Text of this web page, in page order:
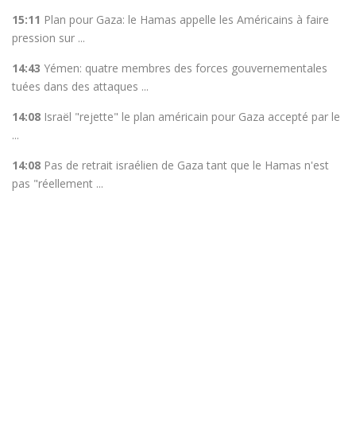
15:11 Plan pour Gaza: le Hamas appelle les Américains à faire
pression sur ...
14:43 Yémen: quatre membres des forces gouvernementales
tuées dans des attaques ...
14:08 Israël "rejette" le plan américain pour Gaza accepté par le
...
14:08 Pas de retrait israélien de Gaza tant que le Hamas n'est
pas "réellement ...